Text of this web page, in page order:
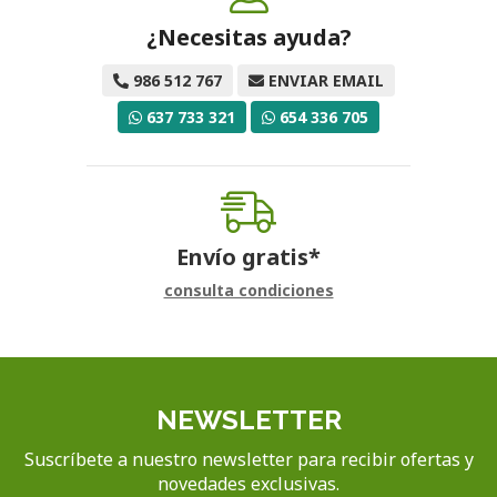
¿Necesitas ayuda?
986 512 767
ENVIAR EMAIL
637 733 321
654 336 705
Envío gratis*
consulta condiciones
NEWSLETTER
Suscríbete a nuestro newsletter para recibir ofertas y
novedades exclusivas.